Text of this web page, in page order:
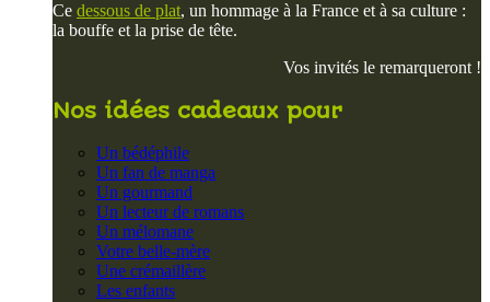
Ce dessous de plat, un hommage à la France et à sa culture :
la bouffe et la prise de tête.
Vos invités le remarqueront !
Nos idées cadeaux pour
Un bédéphile
Un fan de manga
Un gourmand
Un lecteur de romans
Un mélomane
Votre belle-mère
Une crémaillère
Les enfants